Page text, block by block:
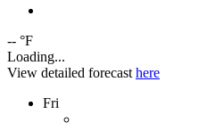
-- °F
Loading...
View detailed forecast here
Fri